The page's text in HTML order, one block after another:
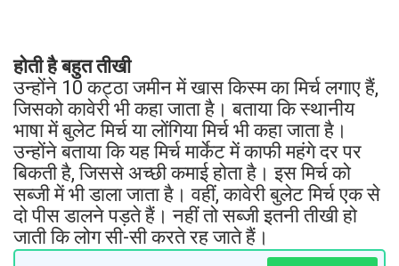
होती है बहुत तीखी
उन्होंने 10 कट्ठा जमीन में खास किस्म का मिर्च लगाए हैं,
जिसको कावेरी भी कहा जाता है। बताया कि स्थानीय
भाषा में बुलेट मिर्च या लोंगिया मिर्च भी कहा जाता है।
उन्होंने बताया कि यह मिर्च मार्केट में काफी महंगे दर पर
बिकती है, जिससे अच्छी कमाई होता है। इस मिर्च को
सब्जी में भी डाला जाता है। वहीं, कावेरी बुलेट मिर्च एक से
दो पीस डालने पड़ते हैं। नहीं तो सब्जी इतनी तीखी हो
जाती कि लोग सी-सी करते रह जाते हैं।